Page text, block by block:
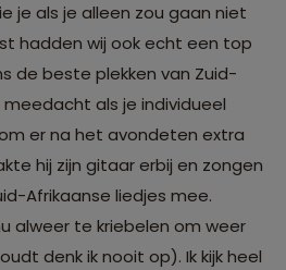
je als je alleen zou gaan niet
hadden wij ook echt een top
de beste plekken van Zuid-
als je individueel
er na het avondeten extra
hij zijn gitaar erbij en zongen
Afrikaanse liedjes mee.
alweer te kriebelen om weer
denk ik nooit op). Ik kijk heel